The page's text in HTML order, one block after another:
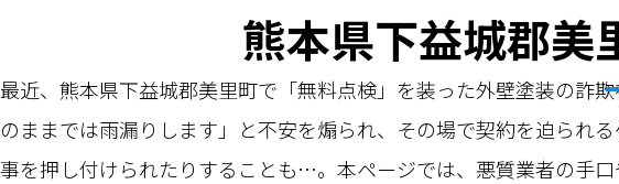
熊本県下益城郡美
最近、熊本県下益城郡美里町で「無料点検」を装った外壁塗装の詐
のままでは雨漏りします」と不安を煽られ、その場で契約を迫られ
事を押し付けられたりすることも…。本ページでは、悪質業者の手